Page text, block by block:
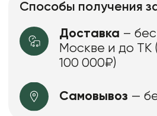
Способы получения
Доставка –
Москве и до ТК
100 000₽)
Самовывоз —